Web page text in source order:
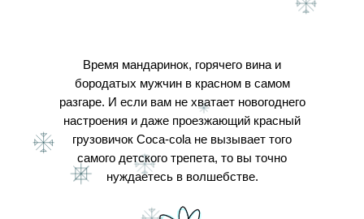
Время мандаринок, горячего вина и
бородатых мужчин в красном в самом
разгаре. И если вам не хватает новогоднего
настроения и даже проезжающий красный
грузовичок Coca-cola не вызывает того
самого детского трепета, то вы точно
нуждаетесь в волшебстве.